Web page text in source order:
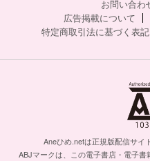
お問い合わ
広告掲載について
特定商取引法に基づく表記
Aneひめ.netは正規版配信サイ
ABJマークは、この電子書店・電子